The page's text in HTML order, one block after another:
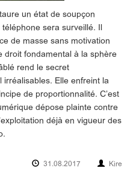
un état de soupçon
sera surveillé. Il
de masse sans motivation
droit fondamental à la sphère
rend le secret
irréalisables. Elle enfreint la
de proportionnalité. C’est
dépose plainte contre
déjà en vigueur des
31.08.2017 Kire